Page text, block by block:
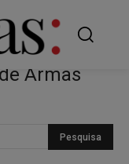
Armas